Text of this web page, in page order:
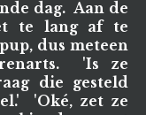
dag. Aan de
te lang af te
dus meteen
'Is ze
die gesteld
'Oké, zet ze